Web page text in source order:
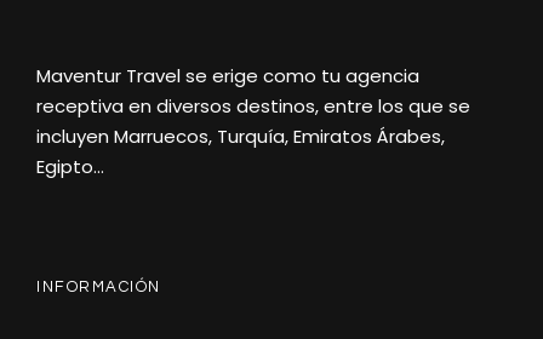
Maventur Travel se erige como tu agencia
receptiva en diversos destinos, entre los que se
incluyen Marruecos, Turquía, Emiratos Árabes,
Egipto…
INFORMACIÓN